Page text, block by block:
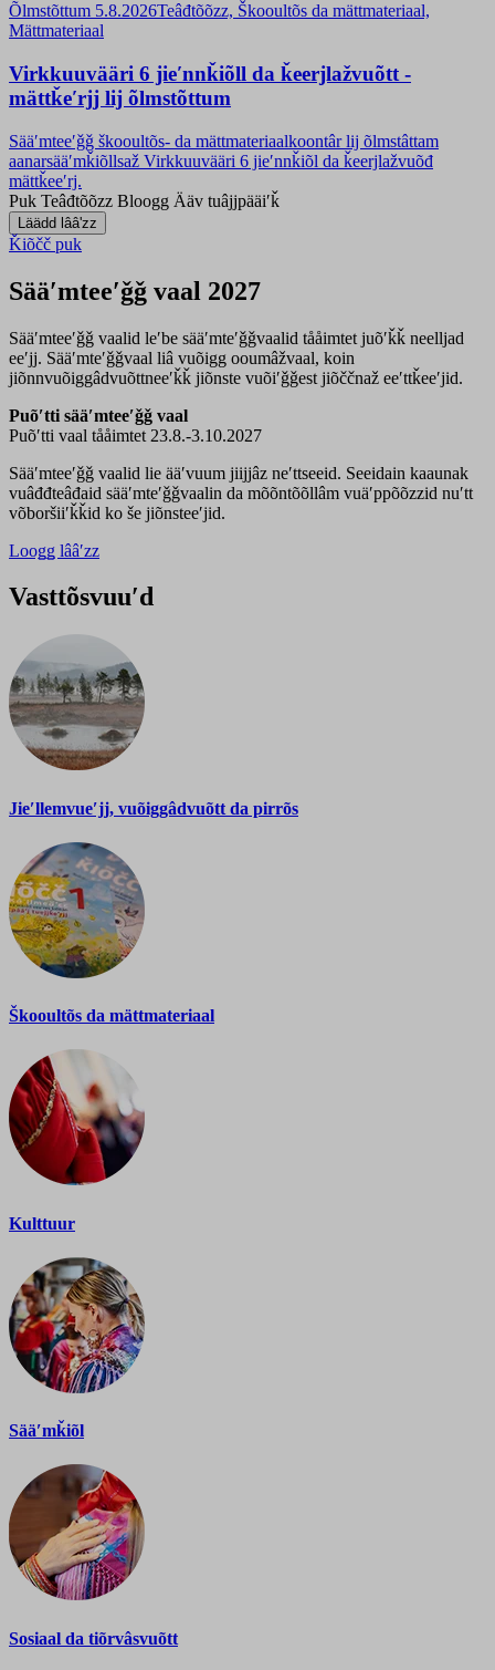
Õlmstõttum 5.8.2026Teâđtõõzz, Škooultõs da mättmateriaal,
Mättmateriaal
Virkkuuvääri 6 jieʹnnǩiõll da ǩeerjlažvuõtt -
mättǩeʹrjj lij õlmstõttum
Sääʹmteeʹǧǧ škooultõs- da mättmateriaalkoontâr lij õlmstâttam
aanarsääʹmǩiõllsaž Virkkuuvääri 6 jieʹnnǩiõl da ǩeerjlažvuõđ
mättǩeeʹrj.
Puk Teâđtõõzz Bloogg Ääv tuâjjpääiʹǩ
Ǩiõčč puk
Sääʹmteeʹǧǧ vaal 2027
Sääʹmteeʹǧǧ vaalid leʹbe sääʹmteʹǧǧvaalid tååimtet juõʹǩǩ neelljad
eeʹjj. Sääʹmteʹǧǧvaal liâ vuõigg ooumâžvaal, koin
jiõnnvuõiggâdvuõttneeʹǩǩ jiõnste vuõiʹǧǧest jiõččnaž eeʹttǩeeʹjid.
Puõʹtti sääʹmteeʹǧǧ vaal
Puõʹtti vaal tååimtet 23.8.-3.10.2027
Sääʹmteeʹǧǧ vaalid lie ääʹvuum jiijjâz neʹttseeid. Seeidain kaaunak
vuâđđteâđaid sääʹmteʹǧǧvaalin da mõõntõõllâm vuäʹppõõzzid nuʹtt
võboršiiʹǩǩid ko še jiõnsteeʹjid.
Looǥǥ lââʹzz
Vasttõsvuuʹd
Jieʹllemvueʹjj, vuõiggâdvuõtt da pirrõs
Škooultõs da mättmateriaal
Kulttuur
Sääʹmǩiõl
Sosiaal da tiõrvâsvuõtt